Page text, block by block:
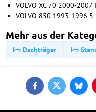
VOLVO XC 70 2000-2007
VOLVO 850 1993-1996
Mehr aus der
Dachträger
FacebookTwitter